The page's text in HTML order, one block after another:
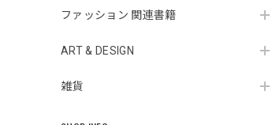
ファッション 関連書籍
ART & DESIGN
雑貨